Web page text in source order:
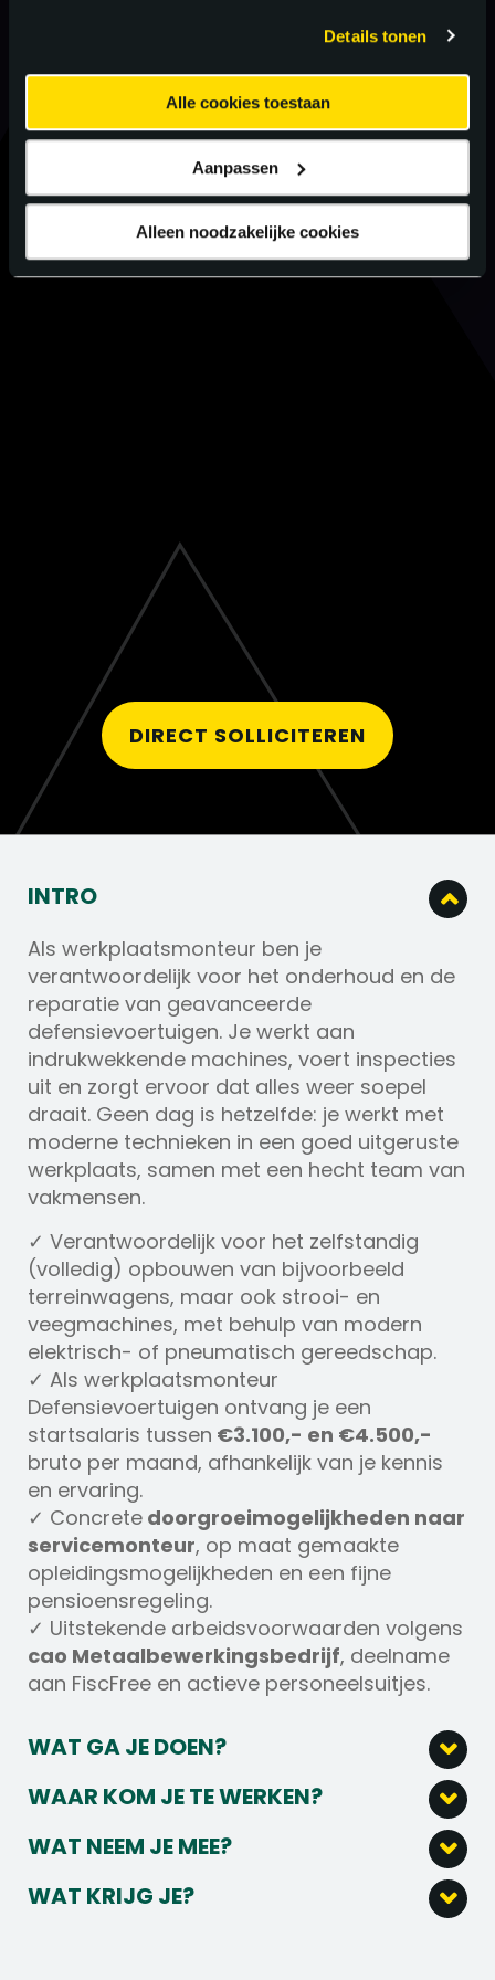
Details tonen
Alle cookies toestaan
Aanpassen
Alleen noodzakelijke cookies
DIRECT SOLLICITEREN
INTRO
Als werkplaatsmonteur ben je
verantwoordelijk voor het onderhoud en de
reparatie van geavanceerde
defensievoertuigen. Je werkt aan
indrukwekkende machines, voert inspecties
uit en zorgt ervoor dat alles weer soepel
draait. Geen dag is hetzelfde: je werkt met
moderne technieken in een goed uitgeruste
werkplaats, samen met een hecht team van
vakmensen.
✓ Verantwoordelijk voor het zelfstandig
(volledig) opbouwen van bijvoorbeeld
terreinwagens, maar ook strooi- en
veegmachines, met behulp van modern
elektrisch- of pneumatisch gereedschap.
✓ Als werkplaatsmonteur
Defensievoertuigen ontvang je een
startsalaris tussen €3.100,- en €4.500,-
bruto per maand, afhankelijk van je kennis
en ervaring.
✓ Concrete doorgroeimogelijkheden naar
servicemonteur, op maat gemaakte
opleidingsmogelijkheden en een fijne
pensioensregeling.
✓ Uitstekende arbeidsvoorwaarden volgens
cao Metaalbewerkingsbedrijf, deelname
aan FiscFree en actieve personeelsuitjes.
WAT GA JE DOEN?
opbouwen van diverse voertuigen en
machines, volgens werkopdrachten en
technische tekeningen.
Als Werkplaatsmonteur
Defensievoertuigen monteer je onderdelen
WAAR KOM JE TE WERKEN?
geavanceerde machines voor
werkzaamheden op wegen, vliegvelden en
openbare ruimtes. In Nederland
WAT NEEM JE MEE?
richting van werktuigbouwkunde,
WAT KRIJG JE?